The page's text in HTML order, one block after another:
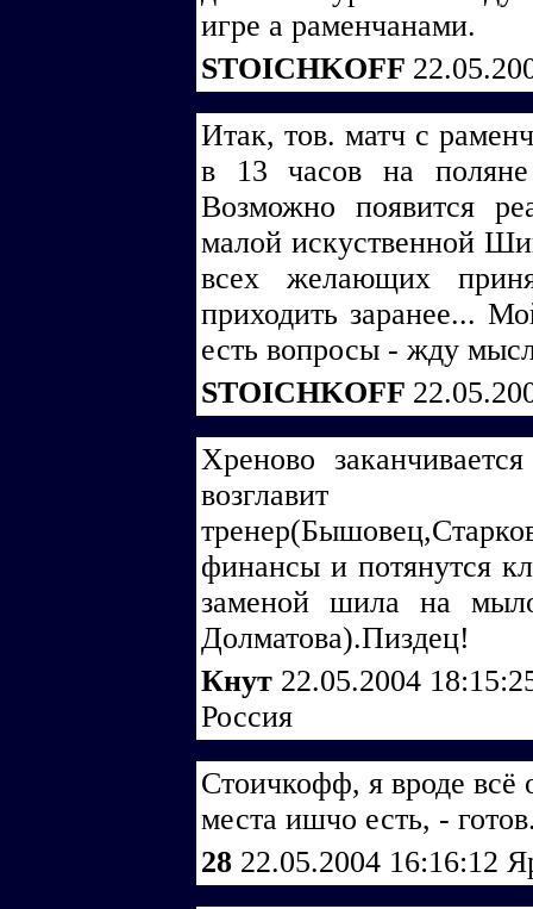
игре а раменчанами.
STOICHKOFF
Итак, тов. матч с
в 13 часов на поляне
Возможно появится
малой искуственной
всех желающих
приходить заранее...
есть вопросы - жду
STOICHKOFF
Хреново
финансы и потянутся
заменой шила на
Долматова).Пиздец!
Кнут 22.05.2004
Россия
Стоичкофф, я вроде всё
места ишчо есть, -
28 22.05.2004 16:16:12